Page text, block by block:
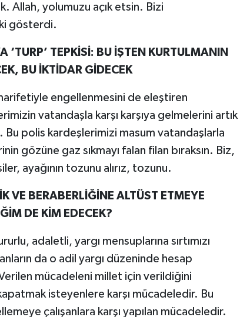
Allah, yolumuzu açık etsin. Bizi
gösterdi.
‘TURP’ TEPKİSİ: BU İŞTEN KURTULMANIN
BU İKTİDAR GİDECEK
engellenmesini de eleştiren
vatandaşla karşı karşıya gelmelerini artık
Bu polis kardeşlerimizi masum vatandaşlarla
gözüne gaz sıkmayı falan filan bıraksın. Biz,
ayağının tozunu alırız, tozunu.
VE BERABERLİĞİNE ALTÜST ETMEYE
DE KİM EDECEK?
adaletli, yargı mensuplarına sırtımızı
da o adil yargı düzeninde hesap
mücadeleni millet için verildiğini
isteyenlere karşı mücadeledir. Bu
çalışanlara karşı yapılan mücadeledir.